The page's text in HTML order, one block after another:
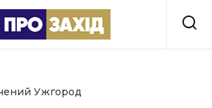
Ужгород